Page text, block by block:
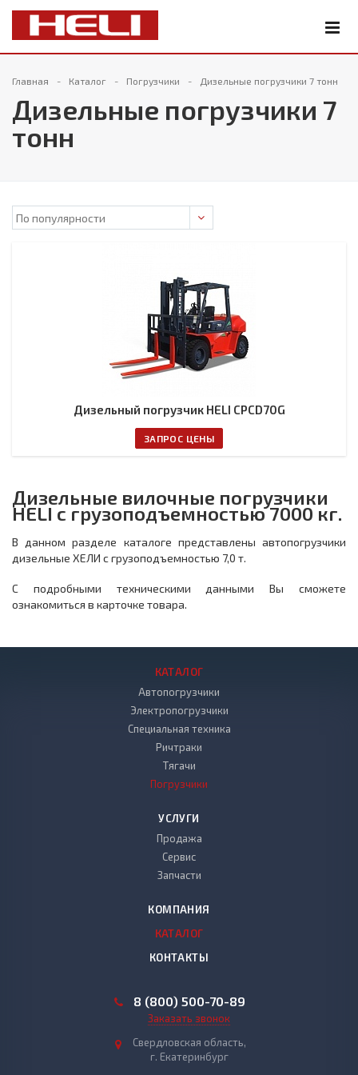
Главная Каталог Погрузчики Дизельные погрузчики 7 тонн
Дизельные погрузчики 7
тонн
Дизельный погрузчик HELI CPCD70G
ЗАПРОС ЦЕНЫ
Дизельные вилочные погрузчики
HELI с грузоподъемностью 7000 кг.
В данном разделе каталоге представлены автопогрузчики
дизельные ХЕЛИ с грузоподъемностью 7,0 т.
С подробными техническими данными Вы сможете
ознакомиться в карточке товара.
КАТАЛОГ
Автопогрузчики
Электропогрузчики
Специальная техника
Ричтраки
Тягачи
Погрузчики
УСЛУГИ
Продажа
Сервис
Запчасти
КОМПАНИЯ
КАТАЛОГ
КОНТАКТЫ
8 (800) 500-70-89
Заказать звонок
Свердловская область,
г. Екатеринбург